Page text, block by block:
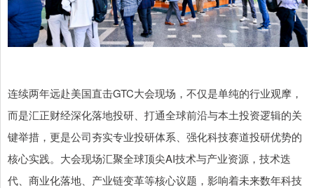
连续两年远赴美国直击GTC大会现场，不仅是单纯的行业观摩，
而是汇正财经深化落地投研、打通全球前沿与本土投资逻辑的关
键举措，更是公司夯实专业投研体系、强化科技赛道投研优势的
核心实践。大会现场汇聚全球顶尖AI技术与产业资源，技术迭
代、商业化落地、产业链变革等核心议题，影响着未来数年科技